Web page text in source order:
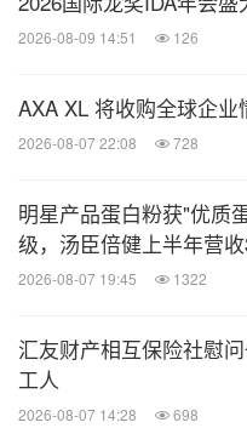
铺设301个网点，精
的33.9%。
聚焦客户在养老储备
领域的多元保险需求，
老、高端养老等能力建
健康管理已服务超
末，居家养老服务覆盖
客户获得居家养老服务
2026-08-09 14:51 126
AXA XL 将收购全球企
2026-08-07 22:08 728
明星产品蛋白粉获"优质
级，汤臣倍健上半年营
2026-08-07 19:45 1322
汇友财产相互保险社慰
工人
2026-08-07 14:28 698